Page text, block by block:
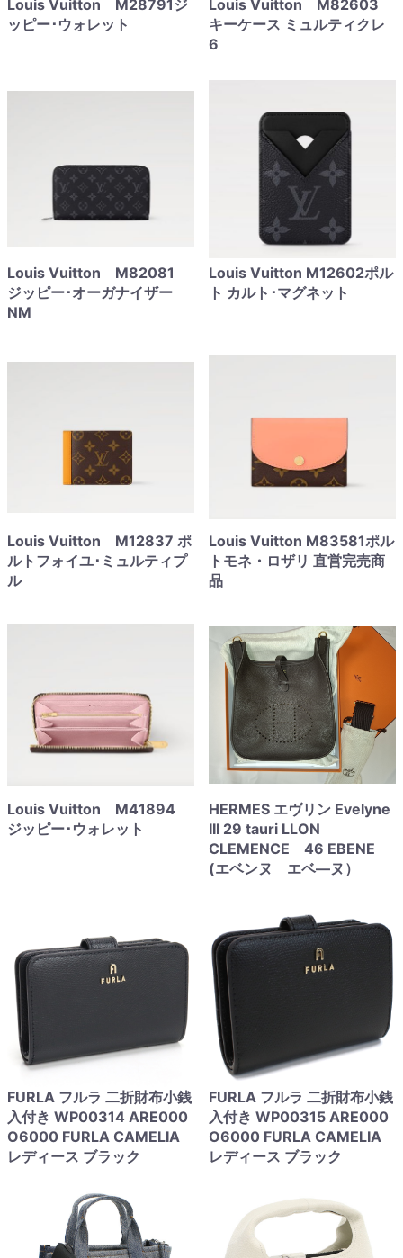
Louis Vuitton M28791ジ
ッピー･ウォレット
Louis Vuitton M82603
キーケース ミュルティクレ
6
Louis Vuitton M82081
ジッピー･オーガナイザー
NM
Louis Vuitton M12602ポル
ト カルト･マグネット
Louis Vuitton M12837 ポ
ルトフォイユ･ミュルティプ
ル
Louis Vuitton M83581ポル
トモネ・ロザリ 直営完売商
品
Louis Vuitton M41894
ジッピー･ウォレット
HERMES エヴリン Evelyne
III 29 tauri LLON
CLEMENCE 46 EBENE
(エベンヌ エベ―ヌ）
FURLA フルラ 二折財布小銭
入付き WP00314 ARE000
O6000 FURLA CAMELIA
レディース ブラック
FURLA フルラ 二折財布小銭
入付き WP00315 ARE000
O6000 FURLA CAMELIA
レディース ブラック